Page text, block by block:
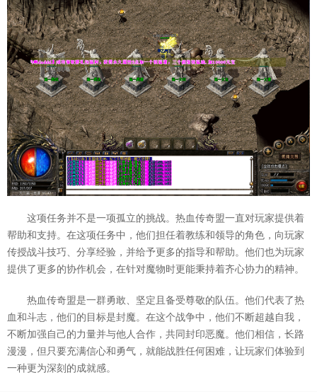
这项任务并不是一项孤立的挑战。热血传奇盟一直对玩家提供着
帮助和支持。在这项任务中，他们担任着教练和领导的角色，向玩家
传授战斗技巧、分享经验，并给予更多的指导和帮助。他们也为玩家
提供了更多的协作机会，在针对魔物时更能秉持着齐心协力的精神。
热血传奇盟是一群勇敢、坚定且备受尊敬的队伍。他们代表了热
血和斗志，他们的目标是封魔。在这个战争中，他们不断超越自我，
不断加强自己的力量并与他人合作，共同封印恶魔。他们相信，长路
漫漫，但只要充满信心和勇气，就能战胜任何困难，让玩家们体验到
一种更为深刻的成就感。